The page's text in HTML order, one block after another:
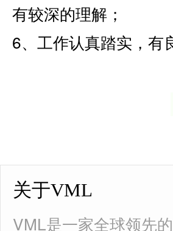
有较深的理解；
6、工作认真踏实，有
关于VML
VML是一家全球领先